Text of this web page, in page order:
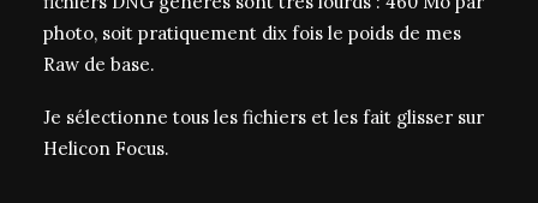
photo, soit pratiquement dix fois le poids de mes
Raw de base.
Je sélectionne tous les fichiers et les fait glisser sur
Helicon Focus.